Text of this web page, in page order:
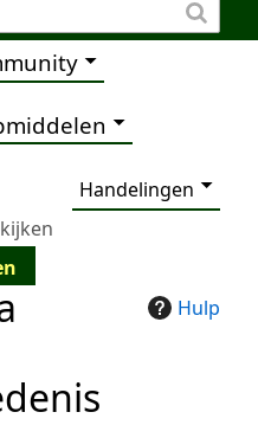
Handelingen
Hulp